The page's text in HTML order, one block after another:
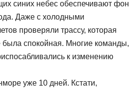
синих небес обеспечивают фон
Даже с холодными
проверяли трассу, которая
спокойная. Многие команды,
к изменению
уже 10 дней. Кстати,